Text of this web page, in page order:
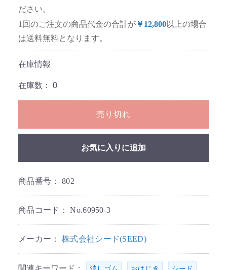
ださい。
1回のご注文の商品代金の合計が￥12,800以上の場合
は送料無料となります。
在庫情報
在庫数： 0
売り切れ
お気に入りに追加
商品番号： 802
商品コード：No.60950-3
メーカー： 株式会社シード(SEED)